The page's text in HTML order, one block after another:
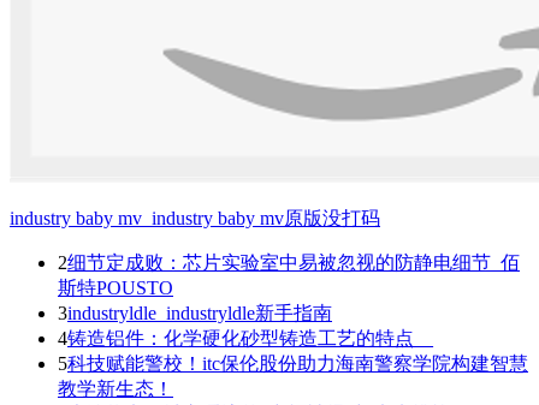
industry baby mv_industry baby mv原版没打码
2细节定成败：芯片实验室中易被忽视的防静电细节_佰
斯特POUSTO
3industryldle_industryldle新手指南
4铸造铝件：化学硬化砂型铸造工艺的特点__
5科技赋能警校！itc保伦股份助力海南警察学院构建智慧
教学新生态！